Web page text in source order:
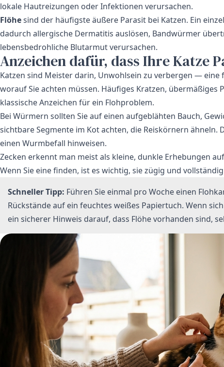
lokale Hautreizungen oder Infektionen verursachen.
Flöhesind der häufigste äußere Parasit bei Katzen. Ein
dadurch allergische Dermatitis auslösen, Bandwürmer
lebensbedrohliche Blutarmut verursachen.
Anzeichen dafür, dass Ihre Katze
Katzen sind Meister darin, Unwohlsein zu verbergen —
worauf Sie achten müssen. Häufiges Kratzen, übermäßiges
klassische Anzeichen für ein Flohproblem.
Bei Würmern sollten Sie auf einen aufgeblähten Bauch,
sichtbare Segmente im Kot achten, die Reiskörnern
einen Wurmbefall hinweisen.
Zecken erkennt man meist als kleine, dunkle Erhebungen
Wenn Sie eine finden, ist es wichtig, sie zügig und
Schneller Tipp: Führen Sie einmal pro Woche einen
Rückstände auf ein feuchtes weißes Papiertuch. Wenn
ein sicherer Hinweis darauf, dass Flöhe vorhanden sind,